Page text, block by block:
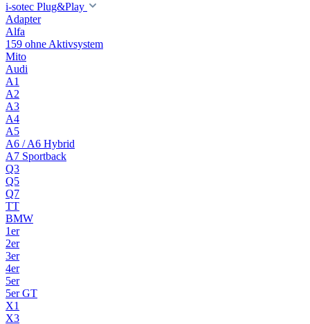
i-sotec Plug&Play
Adapter
Alfa
159 ohne Aktivsystem
Mito
Audi
A1
A2
A3
A4
A5
A6 / A6 Hybrid
A7 Sportback
Q3
Q5
Q7
TT
BMW
1er
2er
3er
4er
5er
5er GT
X1
X3